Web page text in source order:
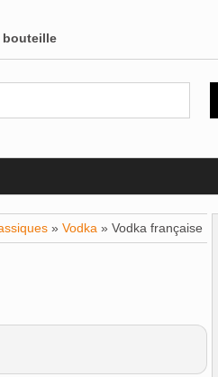
bouteille
» Vodka » Vodka française